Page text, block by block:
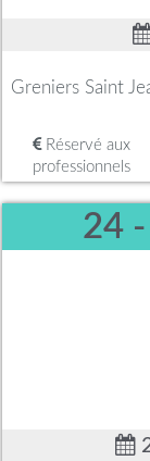
Greniers Saint
Réservé aux
professionnels
24